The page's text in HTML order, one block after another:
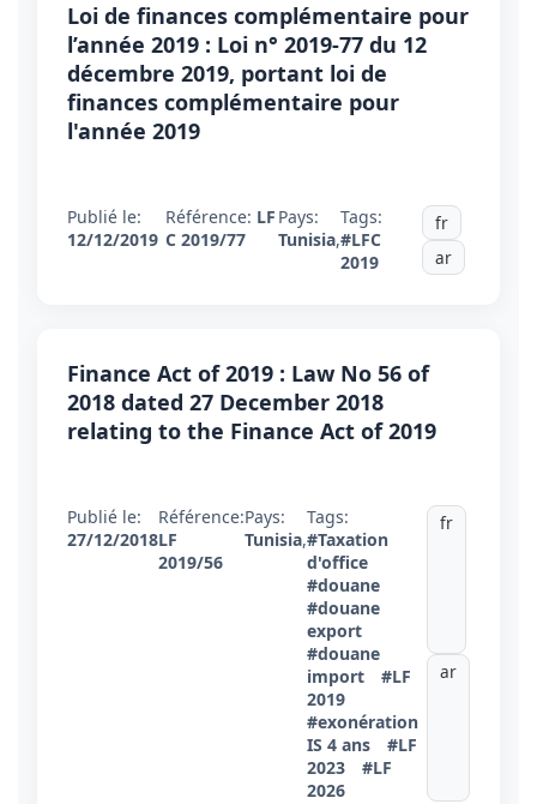
Loi de finances complémentaire pour
l’année 2019 : Loi n° 2019-77 du 12
décembre 2019, portant loi de
finances complémentaire pour
l'année 2019
Publié le:
12/12/2019
Référence: LF
C 2019/77
Pays:
Tunisia,
Tags:
#LFC
2019
fr
ar
Finance Act of 2019 : Law No 56 of
2018 dated 27 December 2018
relating to the Finance Act of 2019
Publié le:
27/12/2018
Référence:
LF
2019/56
Pays:
Tunisia,
Tags:
#Taxation
d'office
#douane
#douane
export
#douane
import
#LF
2019
#exonération
IS 4 ans
#LF
2023
#LF
2026
fr
ar